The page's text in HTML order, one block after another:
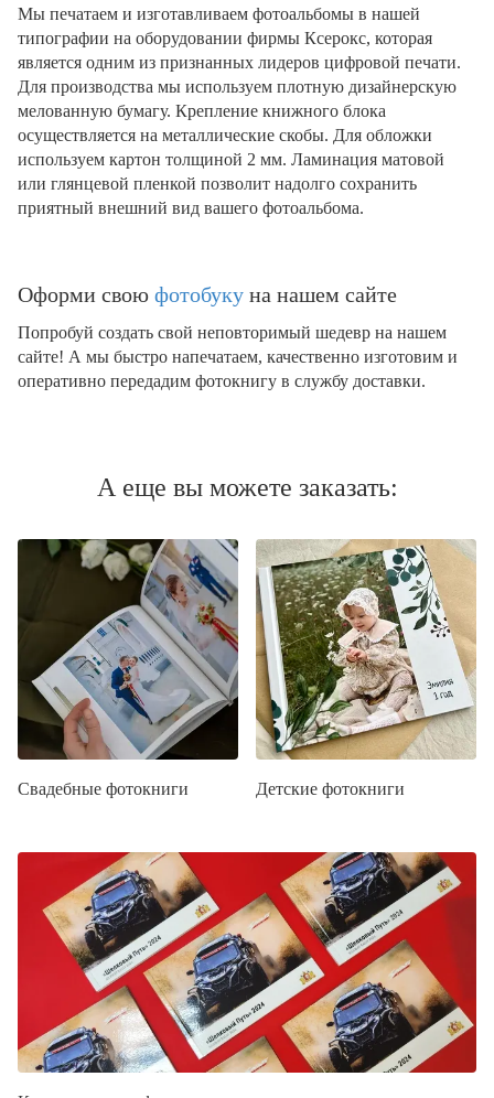
Мы печатаем и изготавливаем фотоальбомы в нашей
типографии на оборудовании фирмы Ксерокс, которая
является одним из признанных лидеров цифровой печати.
Для производства мы используем плотную дизайнерскую
мелованную бумагу. Крепление книжного блока
осуществляется на металлические скобы. Для обложки
используем картон толщиной 2 мм. Ламинация матовой
или глянцевой пленкой позволит надолго сохранить
приятный внешний вид вашего фотоальбома.
Оформи свою фотобуку на нашем сайте
Попробуй создать свой неповторимый шедевр на нашем
сайте! А мы быстро напечатаем, качественно изготовим и
оперативно передадим фотокнигу в службу доставки.
А еще вы можете заказать:
Свадебные фотокниги Детские фотокниги